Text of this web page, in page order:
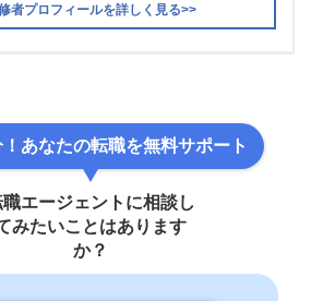
者プロフィールを詳しく見る>>
！あなたの転職を無料サポート
職エージェントに相談し
みたいことはあります
か？